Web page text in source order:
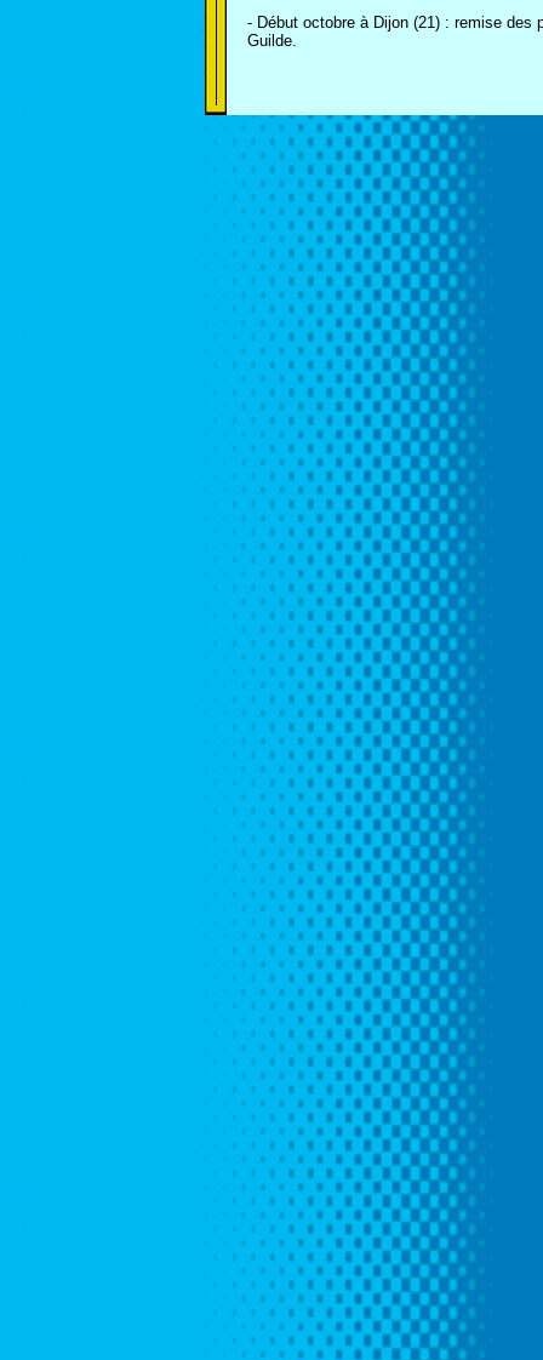
- Début octobre à Dijon (21) : remise des
Guilde.